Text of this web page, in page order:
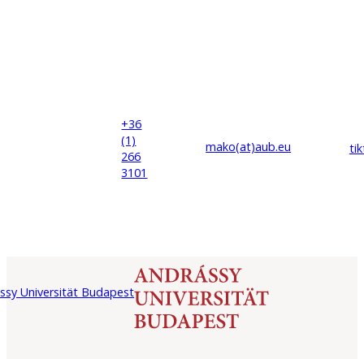
+36
(1)
266
3101
mako(at)aub.eu